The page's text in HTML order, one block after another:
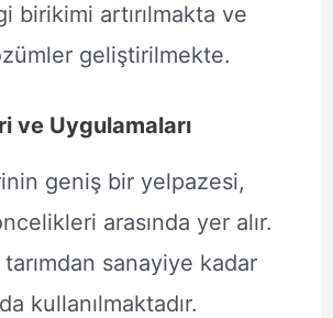
birikimi artırılmakta ve
geliştirilmekte.
ve Uygulamaları
geniş bir yelpazesi,
arasında yer alır.
sanayiye kadar
kullanılmaktadır.